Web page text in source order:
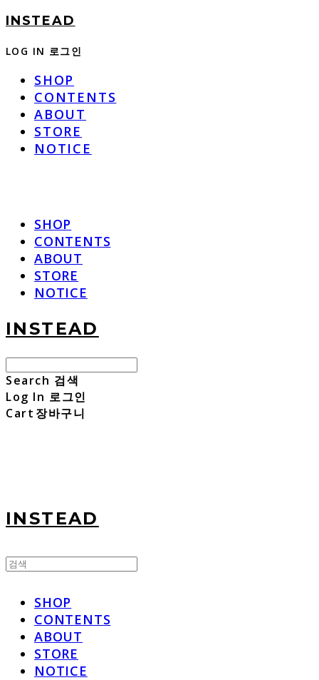
INSTEAD
LOG IN 로그인
SHOP
CONTENTS
ABOUT
STORE
NOTICE
SHOP
CONTENTS
ABOUT
STORE
NOTICE
INSTEAD
Search 검색
Log In 로그인
Cart 장바구니
INSTEAD
SHOP
CONTENTS
ABOUT
STORE
NOTICE